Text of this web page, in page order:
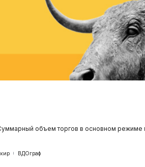
объем торгов в основном режиме
ВДОграф